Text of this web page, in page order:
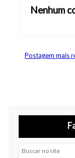
Nenhum
Postagem mais
Buscar no site